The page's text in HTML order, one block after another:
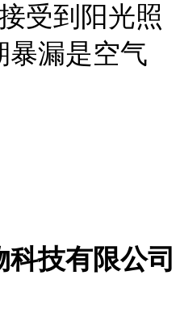
受到阳光照
暴漏是空气
技有限公司